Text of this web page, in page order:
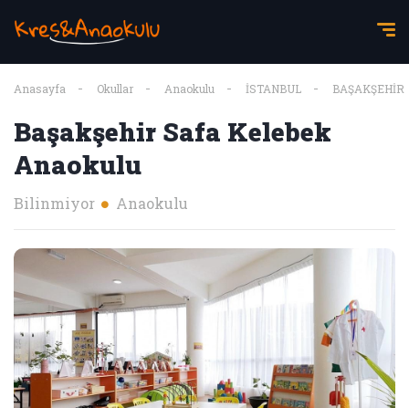
Anasayfa Okullar Anaokulu İSTANBUL BAŞAKŞEHİR
Başakşehir Safa Kelebek
Anaokulu
Bilinmiyor Anaokulu